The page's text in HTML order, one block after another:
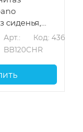
сиденья,
Арт.:
BB120CHR
Код: 43644